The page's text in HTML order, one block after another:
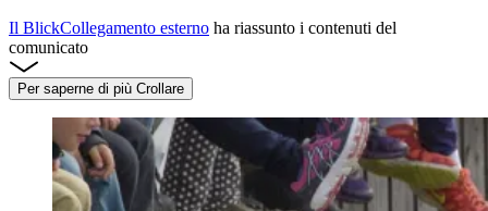
Il BlickCollegamento esterno ha riassunto i contenuti del
comunicato
Per saperne di più Crollare